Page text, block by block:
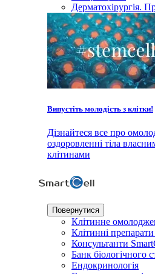
Дерматохірургія.
Випустіть молодість з клітки!
Дізнайтеся все про
оздоровленні тіла
клітинами
Повернутися
Клітинне
Клітинні
Консультанти
Банк бiологiчного
Ендокринологія